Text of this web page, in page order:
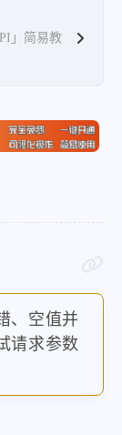
」简易教
、空值并
请求参数